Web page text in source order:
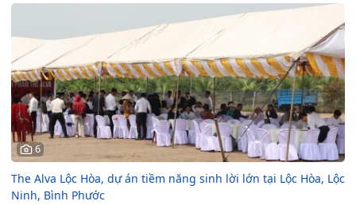
6
The Alva Lộc Hòa, dự án tiềm năng sinh lời lớn tại Lộc Hòa, Lộc
Ninh, Bình Phước